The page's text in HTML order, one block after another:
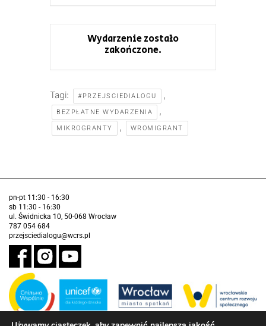
Wydarzenie zostało
zakończone.
Tagi: #PRZEJSCIEDIALOGU ,
BEZPŁATNE WYDARZENIA ,
MIKROGRANTY , WROMIGRANT
pn-pt 11:30 - 16:30
sb 11:30 - 16:30
ul. Świdnicka 10, 50-068 Wrocław
787 054 684
przejsciedialogu@wcrs.pl